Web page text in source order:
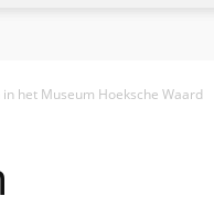
het Museum Hoeksche Waard